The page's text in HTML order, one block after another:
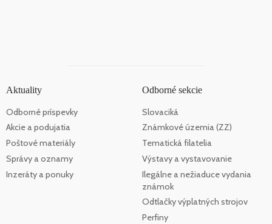
Aktuality
Odborné príspevky
Akcie a podujatia
Poštové materiály
Správy a oznamy
Inzeráty a ponuky
Odborné sekcie
Slovaciká
Známkové územia (ZZ)
Tematická filatelia
Výstavy a vystavovanie
Ilegálne a nežiaduce vydania
známok
Odtlačky výplatných strojov
Perfiny